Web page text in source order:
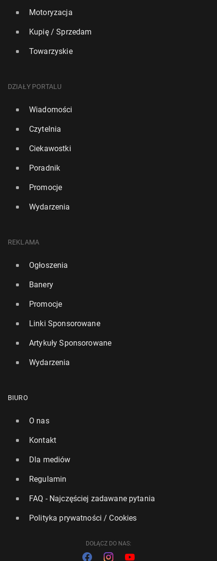
Motoryzacja
Kupię / Sprzedam
Towarzyskie
DZIAŁY PORTALU
Wiadomości
Czytelnia
Ciekawostki
Poradnik
Promocje
Wydarzenia
REKLAMA
Ogłoszenia
Banery
Promocje
Linki Sponsorowane
Artykuły Sponsorowane
Wydarzenia
BIURO
O nas
Kontakt
Dla mediów
Regulamin
FAQ - Najczęściej zadawane pytania
Polityka prywatności / Cookies
DOŁĄCZ DO NAS: